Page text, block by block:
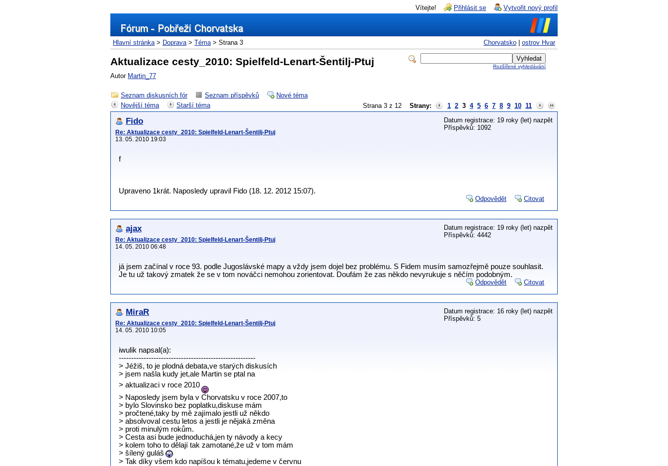
Vítejte! Přihlásit se Vytvořit nový profil
Chorvatsko ostrov Hvar
Hlavní stránka> Doprava> Téma> Strana 3
Rozšířené vyhledávání
Aktualizace cesty_2010: Spielfeld-Lenart-Šentilj-Ptuj
Autor Martin_77
Seznam diskusních fór Seznam příspěvků
Nové téma
Strana 3 z 12 Strany: 1 2 3 4 5 6 7 8 9 10 11
Novější téma Starší téma
Fido
Re: Aktualizace cesty_2010: Spielfeld-Lenart-Šentilj-Ptuj
13. 05. 2010 19:03
Datum registrace: 19 roky (let) nazpět
Příspěvků: 1092
f
Upraveno 1krát. Naposledy upravil Fido (18. 12. 2012 15:07).
Odpovědět Citovat
ajax
Re: Aktualizace cesty_2010: Spielfeld-Lenart-Šentilj-Ptuj
14. 05. 2010 06:48
Datum registrace: 19 roky (let) nazpět
Příspěvků: 4442
já jsem začínal v roce 93. podle Jugoslávské mapy a vždy jsem dojel bez problému. S Fidem musím samozřejmě pouze souhlasit.
Je tu už takový zmatek že se v tom nováčci nemohou zorientovat. Doufám že zas někdo nevyrukuje s něčím podobným.
Odpovědět Citovat
MiraR
Re: Aktualizace cesty_2010: Spielfeld-Lenart-Šentilj-Ptuj
14. 05. 2010 10:05
Datum registrace: 16 roky (let) nazpět
Příspěvků: 5
iwulik napsal(a):
-------------------------------------------------------
> Jéžiš, to je plodná debata,ve starých diskusích
> jsem našla kudy jet,ale Martin se ptal na
> aktualizaci v roce 2010
> Naposledy jsem byla v Chorvatsku v roce 2007,to
> bylo Slovinsko bez poplatku,diskuse mám
> pročtené,taky by mě zajímalo jestli už někdo
> absolvoval cestu letos a jestli je nějaká změna
> proti minulým rokům.
> Cesta asi bude jednoduchá,jen ty návody a kecy
> kolem toho to dělají tak zamotané,že už v tom mám
> šílený guláš
> Tak díky všem kdo napíšou k tématu,jedeme v červnu